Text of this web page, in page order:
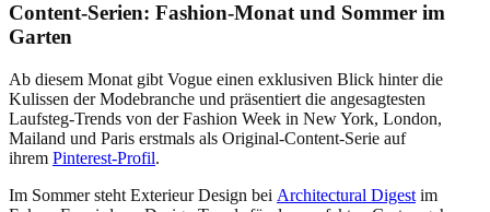
Content-Serien: Fashion-Monat und Sommer im
Garten
Ab diesem Monat gibt Vogue einen exklusiven Blick hinter die
Kulissen der Modebranche und präsentiert die angesagtesten
Laufsteg-Trends von der Fashion Week in New York, London,
Mailand und Paris erstmals als Original-Content-Serie auf
ihrem Pinterest-Profil.
Im Sommer steht Exterieur Design bei Architectural Digest im